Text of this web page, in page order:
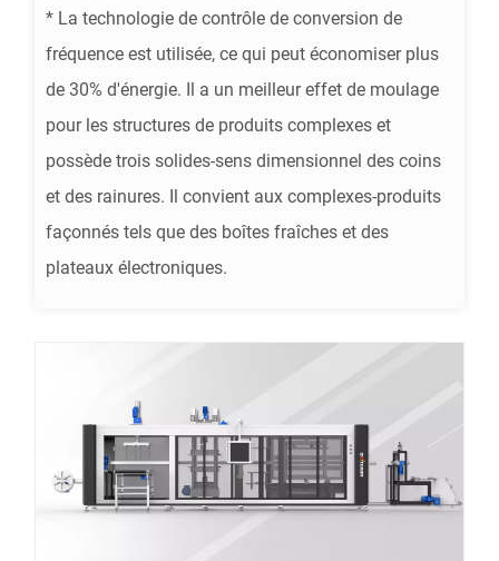
* La technologie de contrôle de conversion de
fréquence est utilisée, ce qui peut économiser plus
de 30% d'énergie. Il a un meilleur effet de moulage
pour les structures de produits complexes et
possède trois solides-sens dimensionnel des coins
et des rainures. Il convient aux complexes-produits
façonnés tels que des boîtes fraîches et des
plateaux électroniques.